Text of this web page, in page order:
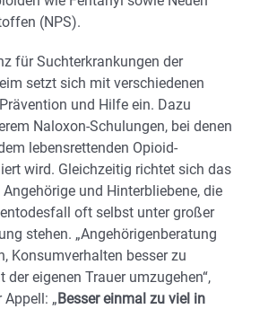
(NPS).
für Suchterkrankungen der
setzt sich mit verschiedenen
und Hilfe ein. Dazu
Naloxon-Schulungen, bei denen
lebensrettenden Opioid-
wird. Gleichzeitig richtet sich das
und Hinterbliebene, die
oft selbst unter großer
stehen. „Angehörigenberatung
Konsumverhalten besser zu
der eigenen Trauer umzugehen“,
„ Besser einmal zu viel in